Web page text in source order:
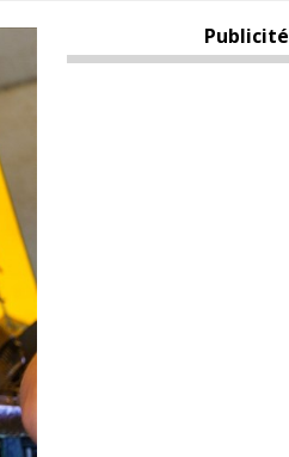
Publicité